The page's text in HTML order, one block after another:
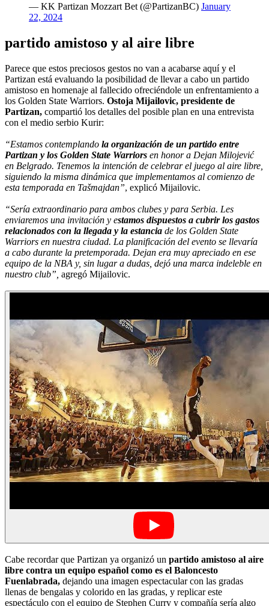
— KK Partizan Mozzart Bet (@PartizanBC) January
22, 2024
partido amistoso y al aire libre
Parece que estos preciosos gestos no van a acabarse aquí y el
Partizan está evaluando la posibilidad de llevar a cabo un partido
amistoso en homenaje al fallecido ofreciéndole un enfrentamiento a
los Golden State Warriors. Ostoja Mijailovic, presidente de
Partizan, compartió los detalles del posible plan en una entrevista
con el medio serbio Kurir:
“Estamos contemplando la organización de un partido entre
Partizan y los Golden State Warriors en honor a Dejan Milojević
en Belgrado. Tenemos la intención de celebrar el juego al aire libre,
siguiendo la misma dinámica que implementamos al comienzo de
esta temporada en Tašmajdan”, explicó Mijailovic.
“Sería extraordinario para ambos clubes y para Serbia. Les
enviaremos una invitación y estamos dispuestos a cubrir los gastos
relacionados con la llegada y la estancia de los Golden State
Warriors en nuestra ciudad. La planificación del evento se llevaría
a cabo durante la pretemporada. Dejan era muy apreciado en ese
equipo de la NBA y, sin lugar a dudas, dejó una marca indeleble en
nuestro club”, agregó Mijailovic.
Cabe recordar que Partizan ya organizó un partido amistoso al aire
libre contra un equipo español como es el Baloncesto
Fuenlabrada, dejando una imagen espectacular con las gradas
llenas de bengalas y colorido en las gradas, y replicar este
espectáculo con el equipo de Stephen Curry y compañía sería algo